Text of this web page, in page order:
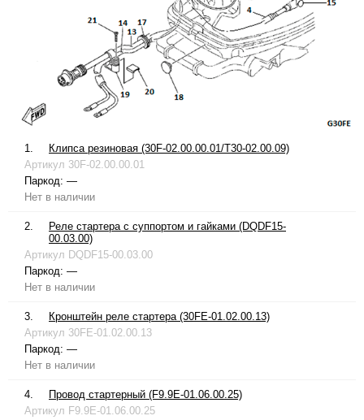
1.
Клипса резиновая (30F-02.00.00.01/T30-02.00.09)
Артикул 30F-02.00.00.01
Паркод: —
Нет в наличии
2.
Реле стартера с суппортом и гайками (DQDF15-
00.03.00)
Артикул DQDF15-00.03.00
Паркод: —
Нет в наличии
3.
Кронштейн реле стартера (30FE-01.02.00.13)
Артикул 30FE-01.02.00.13
Паркод: —
Нет в наличии
4.
Провод стартерный (F9.9E-01.06.00.25)
Артикул F9.9E-01.06.00.25